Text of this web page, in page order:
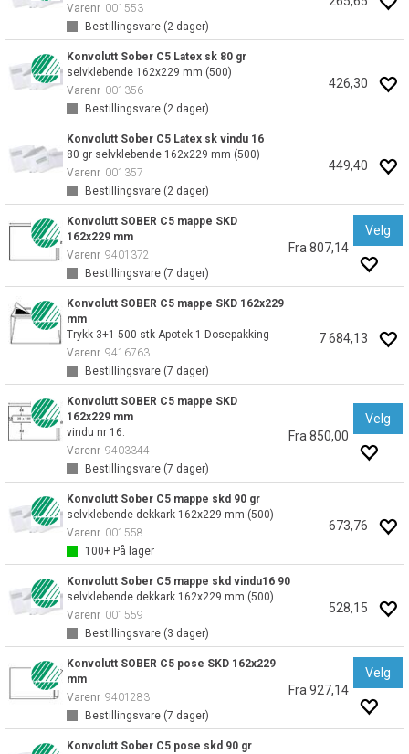
Varenr 001553
Bestillingsvare (2 dager)
Konvolutt Sober C5 Latex sk 80 gr
selvklebende 162x229 mm (500)
Varenr 001356
Bestillingsvare (2 dager)
426,30
Konvolutt Sober C5 Latex sk vindu 16
80 gr selvklebende 162x229 mm (500)
Varenr 001357
Bestillingsvare (2 dager)
449,40
Konvolutt SOBER C5 mappe SKD
162x229 mm
Varenr 9401372
Bestillingsvare (7 dager)
Fra 807,14
Velg
Konvolutt SOBER C5 mappe SKD 162x229
mm
Trykk 3+1 500 stk Apotek 1 Dosepakking
Varenr 9416763
Bestillingsvare (7 dager)
7 684,13
Konvolutt SOBER C5 mappe SKD
162x229 mm
vindu nr 16.
Varenr 9403344
Bestillingsvare (7 dager)
Fra 850,00
Velg
Konvolutt Sober C5 mappe skd 90 gr
selvklebende dekkark 162x229 mm (500)
Varenr 001558
100+ På lager
673,76
Konvolutt Sober C5 mappe skd vindu16 90
selvklebende dekkark 162x229 mm (500)
Varenr 001559
Bestillingsvare (3 dager)
528,15
Konvolutt SOBER C5 pose SKD 162x229
mm
Varenr 9401283
Bestillingsvare (7 dager)
Fra 927,14
Velg
Konvolutt Sober C5 pose skd 90 gr